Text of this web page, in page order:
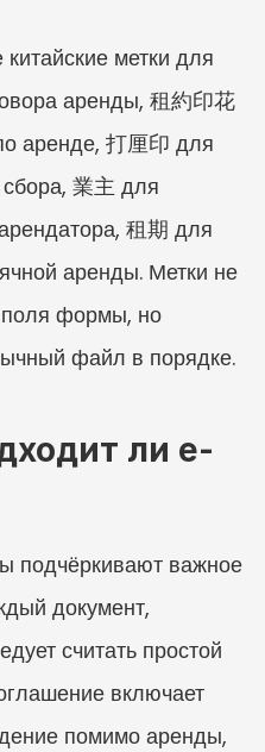
метки для
аренды, 租約印花
аренде, 打厘印 для
業主 для
租期 для
аренды. Метки не
формы, но
файл в порядке.
ли e-
подчёркивают важное
документ,
считать простой
включает
помимо аренды,